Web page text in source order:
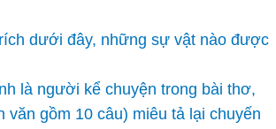
dưới đây, những sự vật nào được
là người kể chuyện trong bài thơ,
văn gồm 10 câu) miêu tả lại chuyến